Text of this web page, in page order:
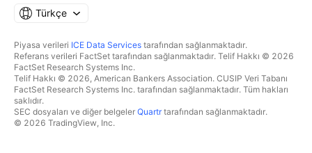
Türkçe
Piyasa verileri ICE Data Services tarafından sağlanmaktadır.
Referans verileri FactSet tarafından sağlanmaktadır. Telif Hakkı © 2026
FactSet Research Systems Inc.
Telif Hakkı © 2026, American Bankers Association. CUSIP Veri Tabanı
FactSet Research Systems Inc. tarafından sağlanmaktadır. Tüm hakları
saklıdır.
SEC dosyaları ve diğer belgeler Quartrtarafından sağlanmaktadır.
© 2026 TradingView, Inc.